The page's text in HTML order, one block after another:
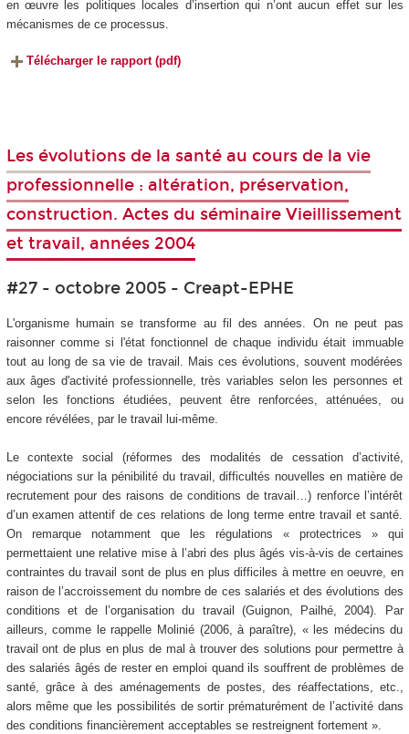
en œuvre les politiques locales d’insertion qui n’ont aucun effet sur les
mécanismes de ce processus.
Télécharger le rapport (pdf)
Les évolutions de la santé au cours de la vie
professionnelle : altération, préservation,
construction. Actes du séminaire Vieillissement
et travail, années 2004
#27 - octobre 2005 - Creapt-EPHE
L'organisme humain se transforme au fil des années. On ne peut pas
raisonner comme si l'état fonctionnel de chaque individu était immuable
tout au long de sa vie de travail. Mais ces évolutions, souvent modérées
aux âges d'activité professionnelle, très variables selon les personnes et
selon les fonctions étudiées, peuvent être renforcées, atténuées, ou
encore révélées, par le travail lui-même.
Le contexte social (réformes des modalités de cessation d’activité,
négociations sur la pénibilité du travail, difficultés nouvelles en matière de
recrutement pour des raisons de conditions de travail…) renforce l’intérêt
d’un examen attentif de ces relations de long terme entre travail et santé.
On remarque notamment que les régulations « protectrices » qui
permettaient une relative mise à l’abri des plus âgés vis-à-vis de certaines
contraintes du travail sont de plus en plus difficiles à mettre en oeuvre, en
raison de l’accroissement du nombre de ces salariés et des évolutions des
conditions et de l’organisation du travail (Guignon, Pailhé, 2004). Par
ailleurs, comme le rappelle Molinié (2006, à paraître), « les médecins du
travail ont de plus en plus de mal à trouver des solutions pour permettre à
des salariés âgés de rester en emploi quand ils souffrent de problèmes de
santé, grâce à des aménagements de postes, des réaffectations, etc.,
alors même que les possibilités de sortir prématurément de l’activité dans
des conditions financièrement acceptables se restreignent fortement ».